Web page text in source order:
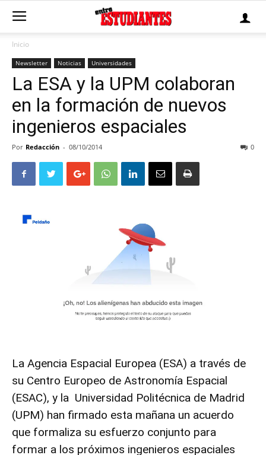
Inicio
Newsletter Noticias Universidades
La ESA y la UPM colaboran
en la formación de nuevos
ingenieros espaciales
Por Redacción - 08/10/2014 0
La Agencia Espacial Europea (ESA) a través de
su Centro Europeo de Astronomía Espacial
(ESAC), y la Universidad Politécnica de Madrid
(UPM) han firmado esta mañana un acuerdo
que formaliza su esfuerzo conjunto para
formar a los próximos ingenieros espaciales